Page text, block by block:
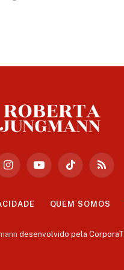
InstagramYouTubeTikTok RSS
QUEM SOMOS
desenvolvido pela CorporaTI